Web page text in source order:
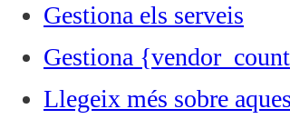
Gestiona els serveis
Gestiona
Llegeix més sobre